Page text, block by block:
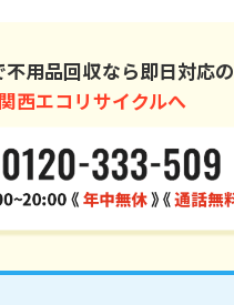
不用品回収なら即日対応の
関西エコリサイクルへ